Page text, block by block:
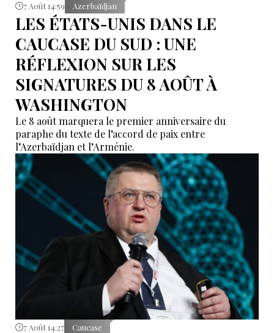
7 Août 14:59 Azerbaïdjan
LES ÉTATS-UNIS DANS LE
CAUCASE DU SUD : UNE
RÉFLEXION SUR LES
SIGNATURES DU 8 AOÛT À
WASHINGTON
Le 8 août marquera le premier anniversaire du
paraphe du texte de l’accord de paix entre
l’Azerbaïdjan et l’Arménie.
7 Août 14:27 Caucase